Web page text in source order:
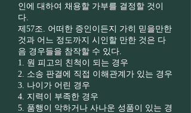
인에 대하여 채용할 가부를 결정할 것이
다.
제57조. 어떠한 증인이든지 가히 믿을만한
것과 어느 정도까지 시인할 만한 것은 다
음 경우들을 참작할 수 있다.
1. 원 피고의 친척이 되는 경우
2. 소송 판결에 직접 이해관계가 있는 경우
3. 나이가 어린 경우
4. 지력이 부족한 경우
5. 품행이 악하거나 사나운 성품이 있는 경